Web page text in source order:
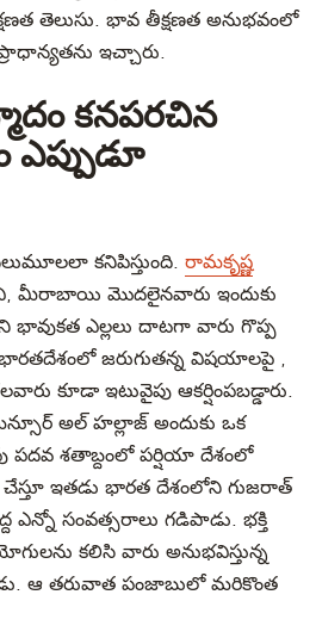
తెలుసు. భావ తీక్షణత అనుభవంలో
ఇచ్చారు.
కనపరచిన
కనిపిస్తుంది. రామకృష్ణ
మీరాబాయి మొదలైనవారు ఇందుకు
ఎల్లలు దాటగా వారు గొప్ప
జరుగుతన్న విషయాలపై ,
కూడా ఇటువైపు ఆకర్షింపబడ్డారు.
అల్ హల్లాజ్ అందుకు ఒక
శతాబ్దంలో పర్షియా దేశంలో
ఇతడు భారత దేశంలోని గుజరాత్
ఎన్నో సంవత్సరాలు గడిపాడు. భక్తి
కలిసి వారు అనుభవిస్తున్న
ఆ తరువాత పంజాబులో మరికొంత